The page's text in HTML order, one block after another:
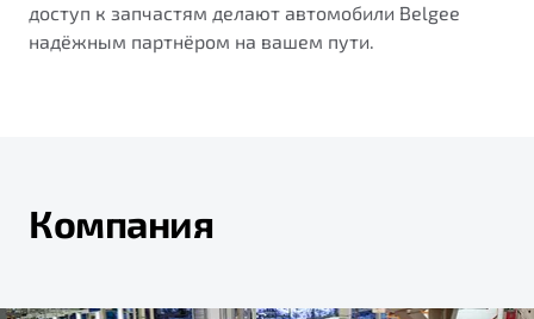
доступ к запчастям делают автомобили Belgee
надёжным партнёром на вашем пути.
Компания